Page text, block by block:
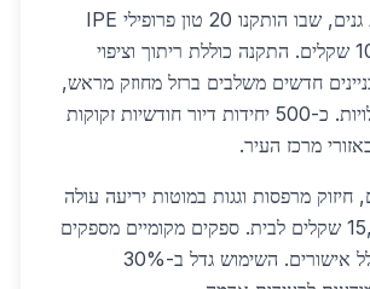
פרויקט בשכונת גנים, שבו הותקנו 20 טון פרופילי IPE
בעלות 100,000 שקלים. התקנה כוללת ריתוך וציפוי
חדשים משלבים ברזל מחוזק מראש,
חוסך 15% בעלויות. כ-500 יחידות דיור חודשיות זקוקות
מרכז העיר.
חיזוק מרפסות וגגות במוטות יריעה עולה
15,000-30,000 שקלים לבית. ספקים מקומיים מספקים
שירות מלא, כולל אישורים. השימוש גדל ב-30%